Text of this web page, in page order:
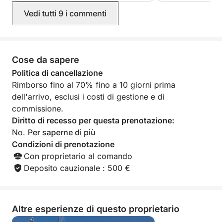
indimenticabile! Non potremmo
raccomandarvi di più. Grazie per i
Vedi tutti 9 i commenti
Cose da sapere
Politica di cancellazione
Rimborso fino al 70% fino a 10 giorni prima
dell'arrivo, esclusi i costi di gestione e di
commissione.
Diritto di recesso per questa prenotazione:
No. Per saperne di più
Condizioni di prenotazione
Con proprietario al comando
Deposito cauzionale : 500 €
Altre esperienze di questo proprietario